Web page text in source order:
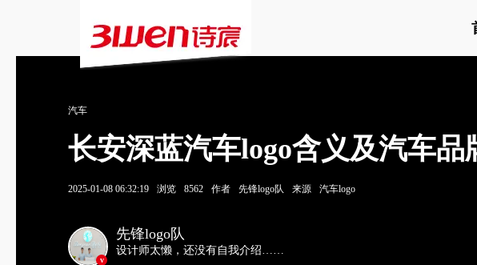
汽车
长安深蓝汽车logo含义及汽车品
2025-01-08 06:32:19 浏览 8562 作者 先锋logo队 来源 汽车logo
v
先锋logo队
设计师太懒，还没有自我介绍……